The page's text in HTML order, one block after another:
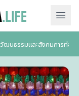
วัฒนธรรมและสังคมการท่อง